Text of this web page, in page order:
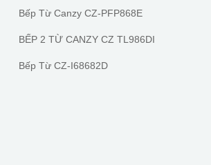
Bếp Từ Canzy CZ-PFP868E
BẾP 2 TỪ CANZY CZ TL986DI
Bếp Từ CZ-I68682D